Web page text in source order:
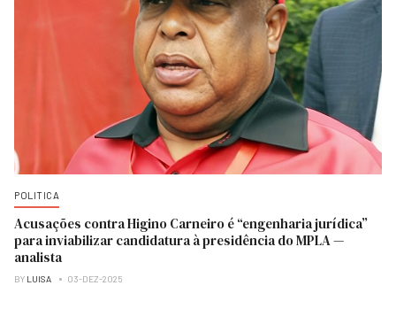
POLITICA
Acusações contra Higino Carneiro é “engenharia jurídica”
para inviabilizar candidatura à presidência do MPLA —
analista
BY LUISA 03-DEZ-2025